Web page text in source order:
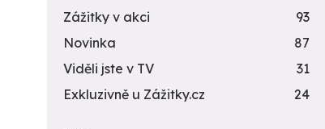
Zážitky v akci
93
Novinka
87
Viděli jste v TV
31
Exkluzivně u Zážitky.cz
24